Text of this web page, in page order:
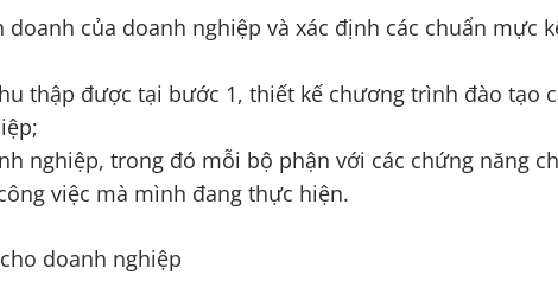
doanh của doanh nghiệp và xác định các chuẩn mực
thập được tại bước 1, thiết kế chương trình đào tạo
nghiệp, trong đó mỗi bộ phận với các chứng năng
việc mà mình đang thực hiện.
doanh nghiệp